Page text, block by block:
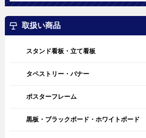
取扱い商品
スタンド看板・立て看板
タペストリー・バナー
ポスターフレーム
黒板・ブラックボード・ホワイトボード